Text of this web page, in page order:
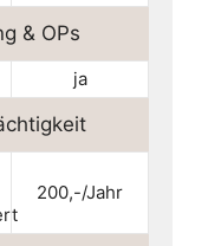
& OPs
ja
200,-/Jahr